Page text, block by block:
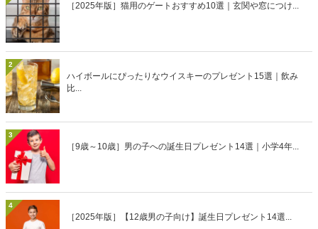
［2025年版］猫用のゲートおすすめ10選｜玄関や窓につけ...
2
ハイボールにぴったりなウイスキーのプレゼント15選｜飲み
比...
3
［9歳～10歳］男の子への誕生日プレゼント14選｜小学4年...
4
［2025年版］【12歳男の子向け】誕生日プレゼント14選...